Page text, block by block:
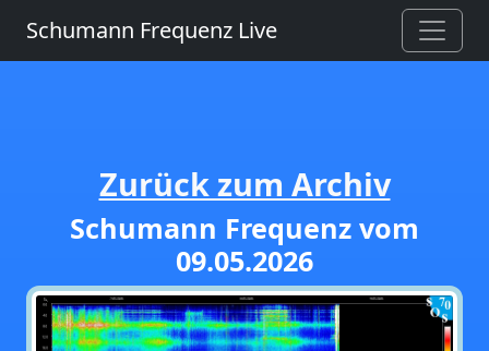
Schumann Frequenz Live
Zurück zum Archiv
Schumann Frequenz vom
09.05.2026